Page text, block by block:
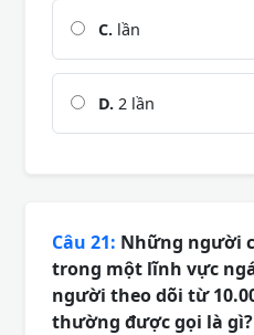
C. lần
D. 2 lần
Câu 21: Những người
trong một lĩnh vực
người theo dõi từ
thường được gọi là gì?